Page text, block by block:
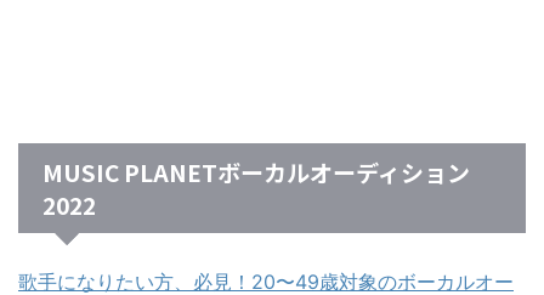
MUSIC PLANETボーカルオーディション
2022
歌手になりたい方、必見！20〜49歳対象のボーカルオー